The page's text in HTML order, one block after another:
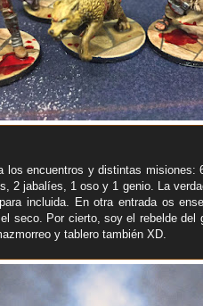
los encuentros y distintas
2 jabalíes, 1 oso y 1 genio. La
incluida. En otra entrada os
seco. Por cierto, soy el rebelde del
y tablero también XD.